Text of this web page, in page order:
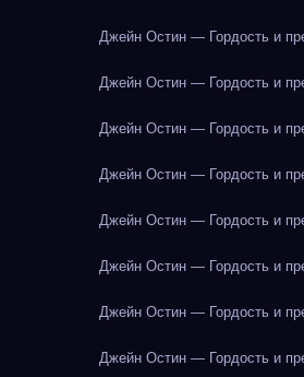
Джейн Остин — Гордость и
Джейн Остин — Гордость и
Джейн Остин — Гордость и
Джейн Остин — Гордость и
Джейн Остин — Гордость и
Джейн Остин — Гордость и
Джейн Остин — Гордость и
Джейн Остин — Гордость и